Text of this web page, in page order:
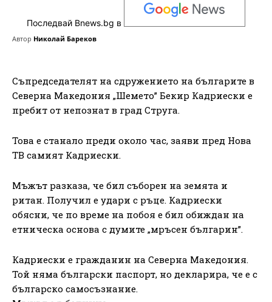
Последвай Bnews.bg в
Автор Николай Бареков
Съпредседателят на сдружението на българите в
Северна Македония „Шемето” Бекир Кадриески е
пребит от непознат в град Струга.
Това е станало преди около час, заяви пред Нова
ТВ самият Кадриески.
Мъжът разказа, че бил съборен на земята и
ритан. Получил е удари с ръце. Кадриески
обясни, че по време на побоя е бил обиждан на
етническа основа с думите „мръсен българин”.
Кадриески е гражданин на Северна Македония.
Той няма български паспорт, но декларира, че е с
българско самосъзнание.